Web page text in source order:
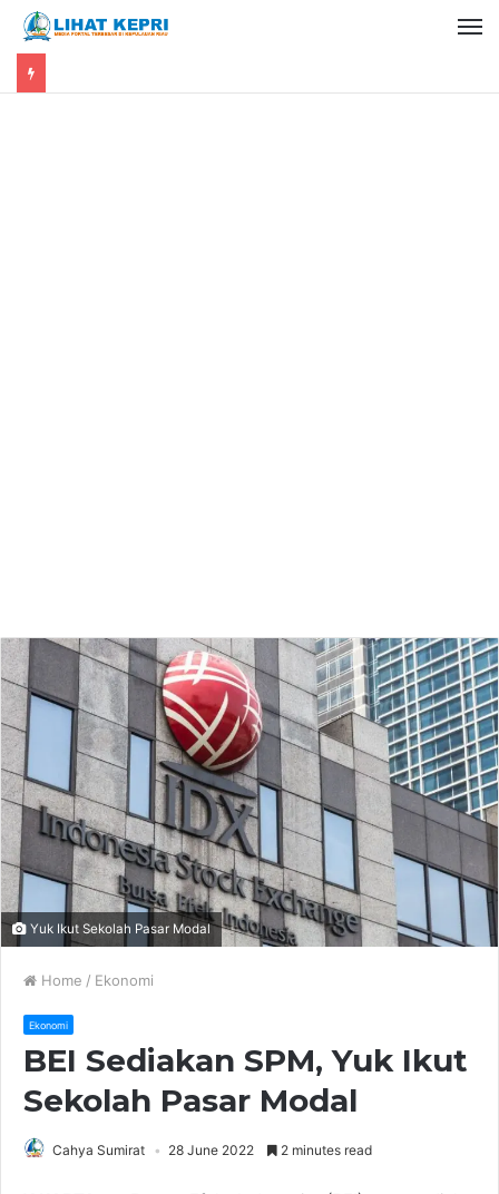
Yuk Ikut Sekolah Pasar Modal
Home / Ekonomi
Ekonomi
BEI Sediakan SPM, Yuk Ikut
Sekolah Pasar Modal
Cahya Sumirat 28 June 2022 2 minutes read